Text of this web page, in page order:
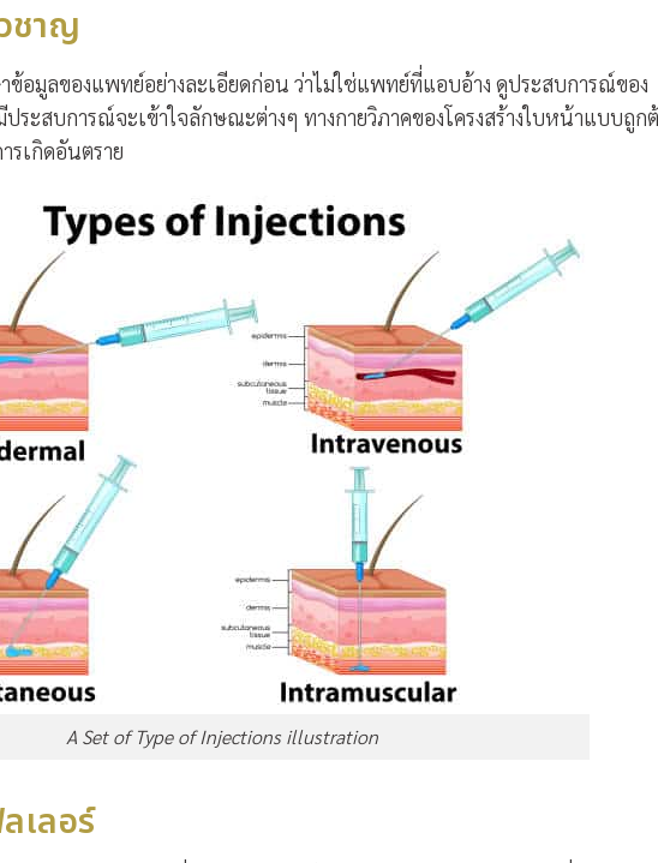
ชาญ
อมูลของแพทย์อย่างละเอียดก่อน ว่าไม่ใช่แพทย์ที่แอบอ้าง ดูประสบการณ์ของ
ะสบการณ์จะเข้าใจลักษณะต่างๆ ทางกายวิภาคของโครงสร้างใบหน้าแบบถูก
รเกิดอันตราย
A Set of Type of Injections illustration
เลอร์